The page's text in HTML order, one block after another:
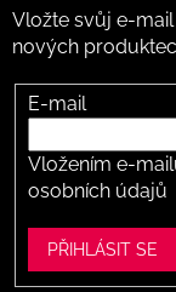
Vložte svůj e-
nových
E-mail
Vložením e-
osobních údajů
PŘIHLÁSIT SE